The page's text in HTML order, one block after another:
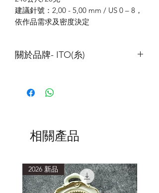
建議針號： 2,00 - 5,00 mm / US 0 – 8 ，
依作品需求及密度決定
關於品牌- ITO(糸)
透過合股，打造屬於自己風格的紗線
為出發點，這點與我們成立編織工作室
非常重視旗下紗線本身的風格、手
感與品質。他們的用料講究，販售的線
料，在日本製作。
相關產品
2026 新品